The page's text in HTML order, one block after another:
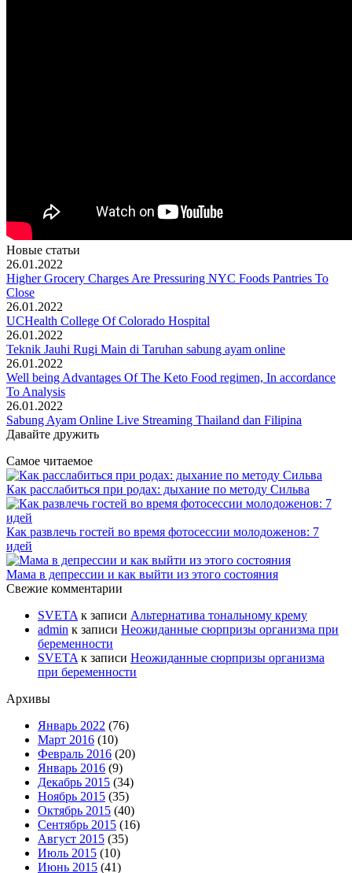
Новые статьи
26.01.2022
Higher Grocery Charges Are Pressuring NYC Foods Pantries To
Close
26.01.2022
UCHealth College Of Colorado Hospital
26.01.2022
Teknik Jauhi Rugi Main di Taruhan sabung ayam online
26.01.2022
Well being Advantages Of The Keto Food regimen, In accordance
To Analysis
26.01.2022
Sabung Ayam Online Live Streaming Thailand dan Filipina
Давайте дружить
Самое читаемое
Как расслабиться при родах: дыхание по методу Сильва
Как развлечь гостей во время фотосессии молодоженов: 7
идей
Мама в депрессии и как выйти из этого состояния
Свежие комментарии
SVETA к записи Альтернатива тональному крему
admin к записи Неожиданные сюрпризы организма при
беременности
SVETA к записи Неожиданные сюрпризы организма
при беременности
Архивы
Январь 2022 (76)
Март 2016 (10)
Февраль 2016 (20)
Январь 2016 (9)
Декабрь 2015 (34)
Ноябрь 2015 (35)
Октябрь 2015 (40)
Сентябрь 2015 (16)
Август 2015 (35)
Июль 2015 (10)
Июнь 2015 (41)